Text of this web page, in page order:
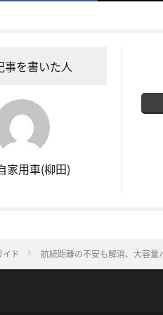
事を書いた人
家用車(柳田)
イド 航続距離の不安も解消、大容